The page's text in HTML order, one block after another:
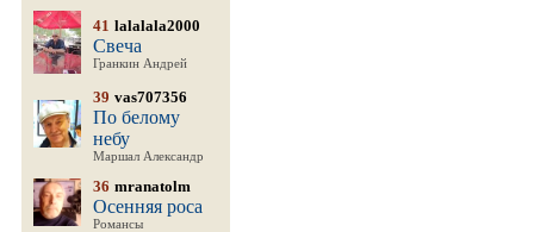
41 lalalala2000
Свеча
Гранкин Андрей
39 vas707356
По белому
небу
Маршал Александр
36 mranatolm
Осенняя роса
Романсы